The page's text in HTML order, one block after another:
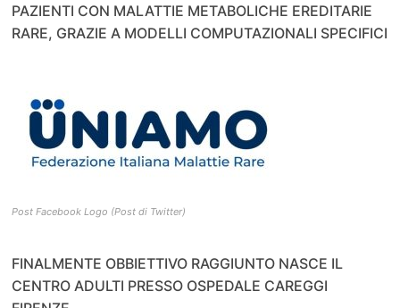
PAZIENTI CON MALATTIE METABOLICHE EREDITARIE
RARE, GRAZIE A MODELLI COMPUTAZIONALI SPECIFICI
Post Facebook Logo (Post di Twitter)
FINALMENTE OBBIETTIVO RAGGIUNTO NASCE IL
CENTRO ADULTI PRESSO OSPEDALE CAREGGI